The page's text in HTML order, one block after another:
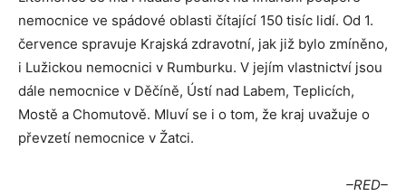
nemocnice ve spádové oblasti čítající 150 tisíc lidí. Od 1.
července spravuje Krajská zdravotní, jak již bylo zmíněno,
i Lužickou nemocnici v Rumburku. V jejím vlastnictví jsou
dále nemocnice v Děčíně, Ústí nad Labem, Teplicích,
Mostě a Chomutově. Mluví se i o tom, že kraj uvažuje o
převzetí nemocnice v Žatci.
–RED–